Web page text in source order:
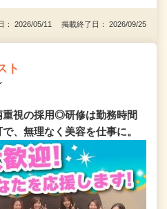
： 2026/05/11 掲載終了日： 2026/09/25
ト
重視の採用◎研修は勤務時間
、無理なく美容を仕事に。